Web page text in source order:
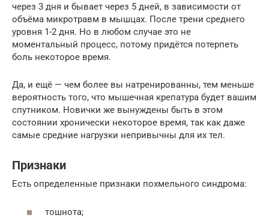
через 3 дня и бывает через 5 дней, в зависимости от
объёма микротравм в мышцах. После трени среднего
уровня 1-2 дня. Но в любом случае это не
моментальный процесс, потому придётся потерпеть
боль некоторое время.
Да, и ещё — чем более вы натренированны, тем меньше
вероятность того, что мышечная крепатура будет вашим
спутником. Новички же вынуждены быть в этом
состоянии хронически некоторое время, так как даже
самые средние нагрузки непривычны для их тел.
Признаки
Есть определенные признаки похмельного синдрома:
тошнота;